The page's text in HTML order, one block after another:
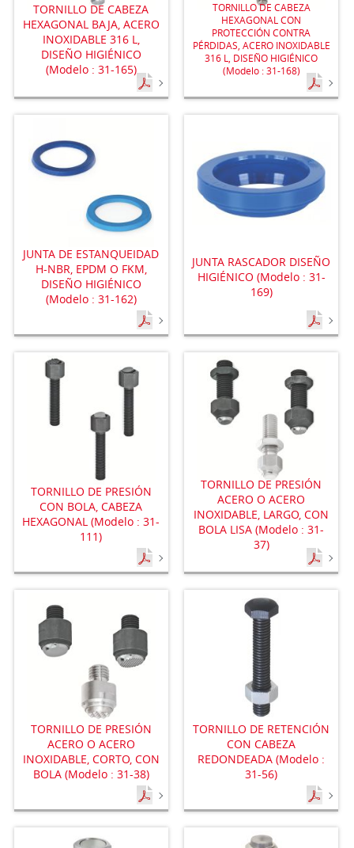
TORNILLO DE CABEZA
HEXAGONAL BAJA, ACERO
INOXIDABLE 316 L,
DISEÑO HIGIÉNICO
(Modelo : 31-165)
TORNILLO DE CABEZA
HEXAGONAL CON
PROTECCIÓN CONTRA
PÉRDIDAS, ACERO INOXIDABLE
316 L, DISEÑO HIGIÉNICO
(Modelo : 31-168)
JUNTA DE ESTANQUEIDAD
H-NBR, EPDM O FKM,
DISEÑO HIGIÉNICO
(Modelo : 31-162)
JUNTA RASCADOR DISEÑO
HIGIÉNICO (Modelo : 31-
169)
TORNILLO DE PRESIÓN
CON BOLA, CABEZA
HEXAGONAL (Modelo : 31-
111)
TORNILLO DE PRESIÓN
ACERO O ACERO
INOXIDABLE, LARGO, CON
BOLA LISA (Modelo : 31-
37)
TORNILLO DE PRESIÓN
ACERO O ACERO
INOXIDABLE, CORTO, CON
BOLA (Modelo : 31-38)
TORNILLO DE RETENCIÓN
CON CABEZA
REDONDEADA (Modelo :
31-56)